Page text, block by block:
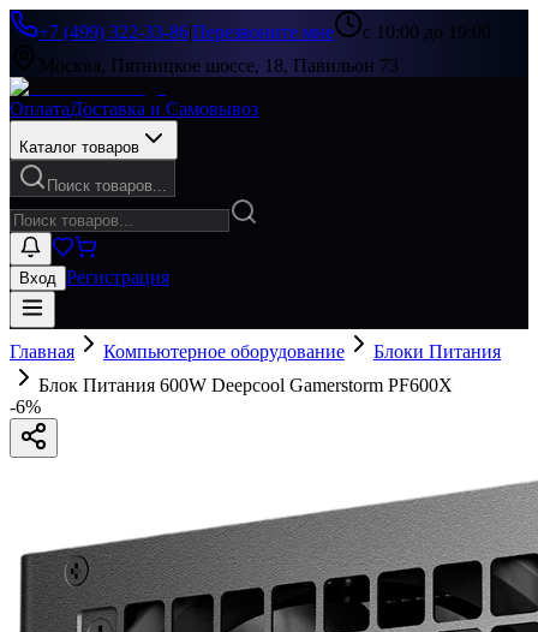
+7 (499) 322-33-86|Перезвоните мне
с 10:00 до 19:00
Москва, Пятницкое шоссе, 18, Павильон 73
ОплатаДоставка и Самовывоз
Каталог товаров
Поиск товаров...
Вход Регистрация
Главная Компьютерное оборудование
Блоки Питания
Блок Питания 600W Deepcool Gamerstorm PF600X
-6%